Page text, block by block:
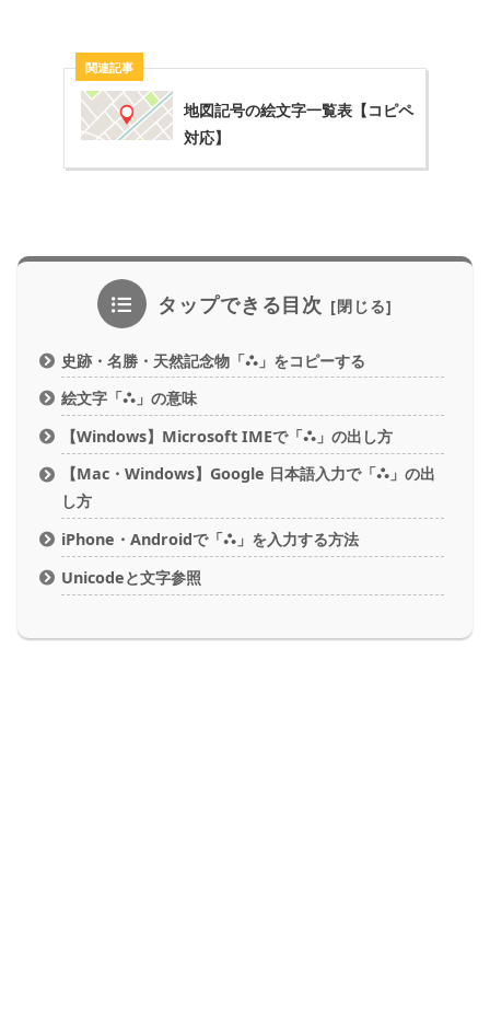
地図記号の絵文字一覧表【コピペ
対応】
タップできる目次
史跡・名勝・天然記念物「⛬」をコピーする
絵文字「⛬」の意味
【Windows】Microsoft IMEで「⛬」の出し方
【Mac・Windows】Google 日本語入力で「⛬」の出
し方
iPhone・Androidで「⛬」を入力する方法
Unicodeと文字参照